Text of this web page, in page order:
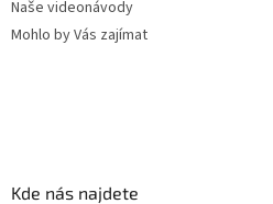
Naše videonávody
Mohlo by Vás zajímat
Kde nás najdete